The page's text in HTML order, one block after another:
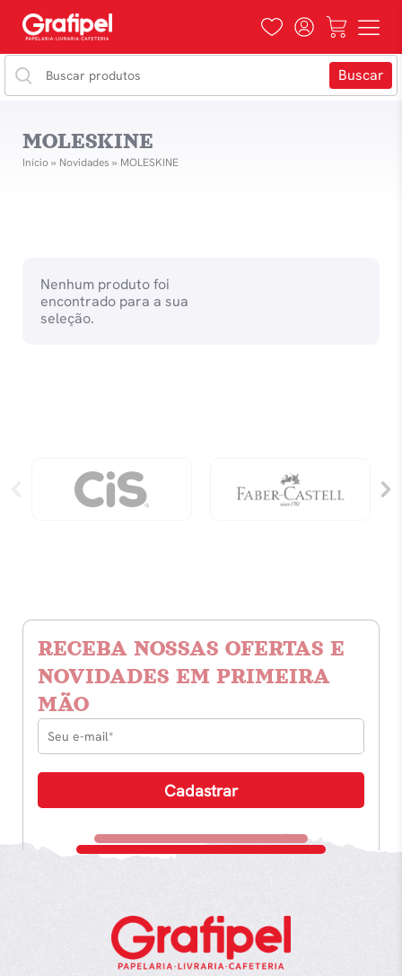
MOLESKINE
Início» Novidades » MOLESKINE
Nenhum produto foi
encontrado para a sua
seleção.
RECEBA NOSSAS OFERTAS E
NOVIDADES EM PRIMEIRA
MÃO